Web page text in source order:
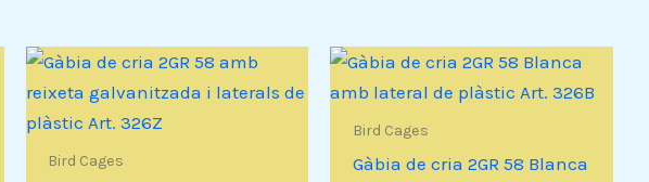
Bird Cages
Bird Cages
Gàbia de cria 2GR 58 Blanca